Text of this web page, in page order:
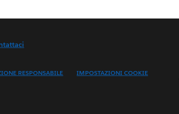
RESPONSABILE
IMPOSTAZIONI COOKIE